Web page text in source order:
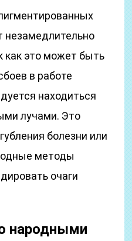
незамедлительно
как это может быть
в работе
находиться
лучами. Это
болезни или
методы
очаги
народными